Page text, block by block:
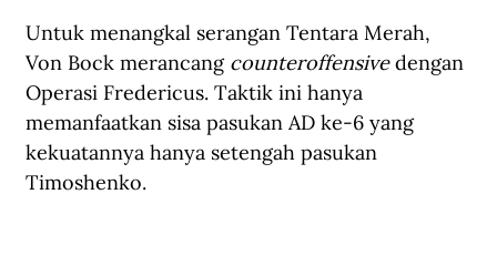
Untuk menangkal serangan Tentara Merah,
Von Bock merancang counteroffensive dengan
Operasi Fredericus. Taktik ini hanya
memanfaatkan sisa pasukan AD ke-6 yang
kekuatannya hanya setengah pasukan
Timoshenko.